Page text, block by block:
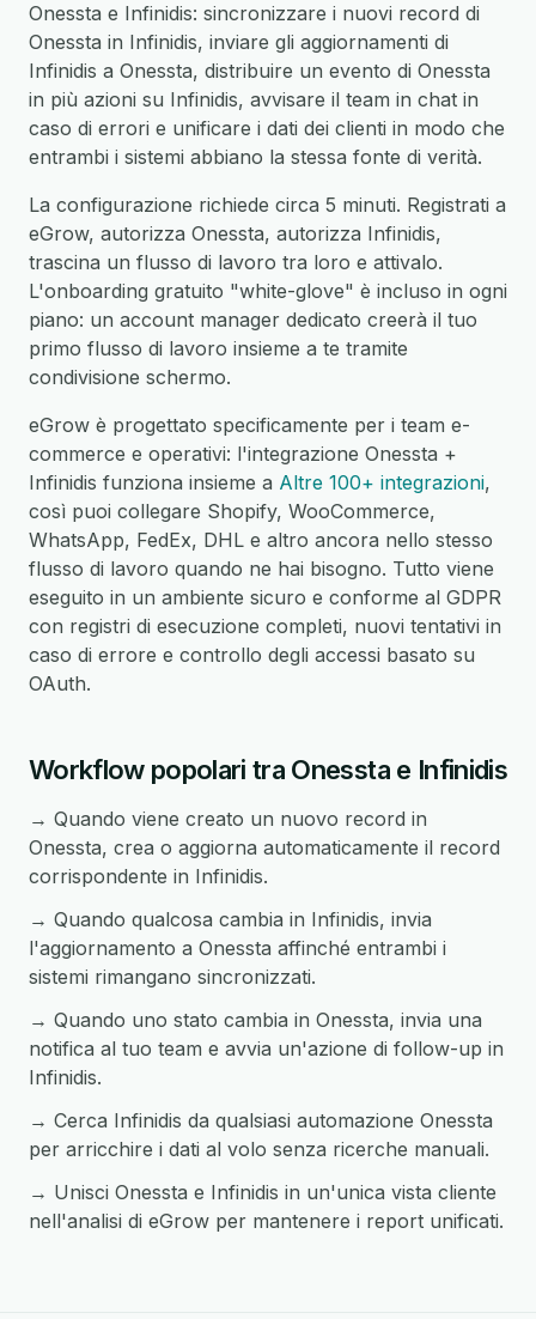
Onessta e Infinidis: sincronizzare i nuovi record di
Onessta in Infinidis, inviare gli aggiornamenti di
Infinidis a Onessta, distribuire un evento di Onessta
in più azioni su Infinidis, avvisare il team in chat in
caso di errori e unificare i dati dei clienti in modo che
entrambi i sistemi abbiano la stessa fonte di verità.
La configurazione richiede circa 5 minuti. Registrati a
eGrow, autorizza Onessta, autorizza Infinidis,
trascina un flusso di lavoro tra loro e attivalo.
L'onboarding gratuito "white-glove" è incluso in ogni
piano: un account manager dedicato creerà il tuo
primo flusso di lavoro insieme a te tramite
condivisione schermo.
eGrow è progettato specificamente per i team e-
commerce e operativi: l'integrazione Onessta +
Infinidis funziona insieme a Altre 100+ integrazioni,
così puoi collegare Shopify, WooCommerce,
WhatsApp, FedEx, DHL e altro ancora nello stesso
flusso di lavoro quando ne hai bisogno. Tutto viene
eseguito in un ambiente sicuro e conforme al GDPR
con registri di esecuzione completi, nuovi tentativi in
caso di errore e controllo degli accessi basato su
OAuth.
Workflow popolari tra Onessta e Infinidis
→ Quando viene creato un nuovo record in
Onessta, crea o aggiorna automaticamente il record
corrispondente in Infinidis.
→ Quando qualcosa cambia in Infinidis, invia
l'aggiornamento a Onessta affinché entrambi i
sistemi rimangano sincronizzati.
→ Quando uno stato cambia in Onessta, invia una
notifica al tuo team e avvia un'azione di follow-up in
Infinidis.
→ Cerca Infinidis da qualsiasi automazione Onessta
per arricchire i dati al volo senza ricerche manuali.
→ Unisci Onessta e Infinidis in un'unica vista cliente
nell'analisi di eGrow per mantenere i report unificati.